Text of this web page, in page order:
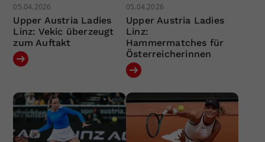
05.04.2026
Upper Austria Ladies
Linz: Vekic überzeugt
zum Auftakt
05.04.2026
Upper Austria Ladies
Linz:
Hammermatches für
Österreicherinnen